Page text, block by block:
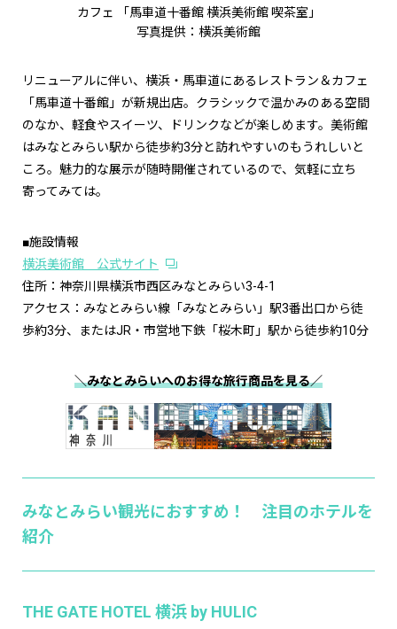
カフェ 「馬車道十番館 横浜美術館 喫茶室」
写真提供：横浜美術館
リニューアルに伴い、横浜・馬車道にあるレストラン＆カフェ
「馬車道十番館」が新規出店。クラシックで温かみのある空間
のなか、軽食やスイーツ、ドリンクなどが楽しめます。美術館
はみなとみらい駅から徒歩約3分と訪れやすいのもうれしいと
ころ。魅力的な展示が随時開催されているので、気軽に立ち
寄ってみては。
■施設情報
横浜美術館 公式サイト
住所：神奈川県横浜市西区みなとみらい3-4-1
アクセス：みなとみらい線「みなとみらい」駅3番出口から徒
歩約3分、またはJR・市営地下鉄「桜木町」駅から徒歩約10分
＼みなとみらいへのお得な旅行商品を見る／
みなとみらい観光におすすめ！ 注目のホテルを
紹介
THE GATE HOTEL 横浜 by HULIC